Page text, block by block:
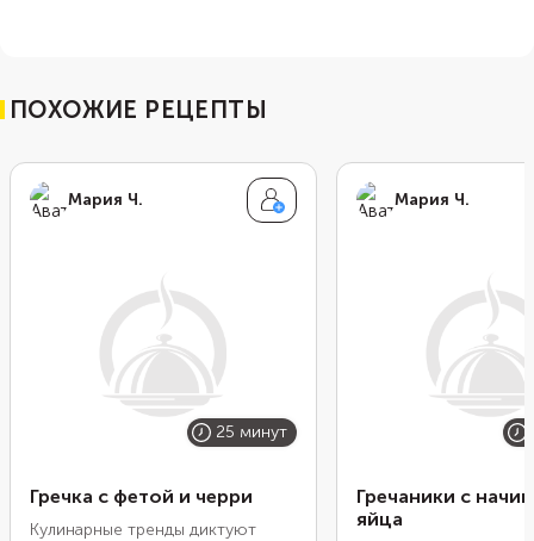
ПОХОЖИЕ РЕЦЕПТЫ
Мария Ч.
25 минут
Гречка с фетой и черри
Кулинарные тренды диктуют
Мария Ч.
Гречаники с
яйца